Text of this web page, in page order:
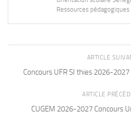
Ressources pédagogiques
ARTICLE
Concours UFR SI thies 2026-
ARTICLE
CUGEM 2026-2027 Concours